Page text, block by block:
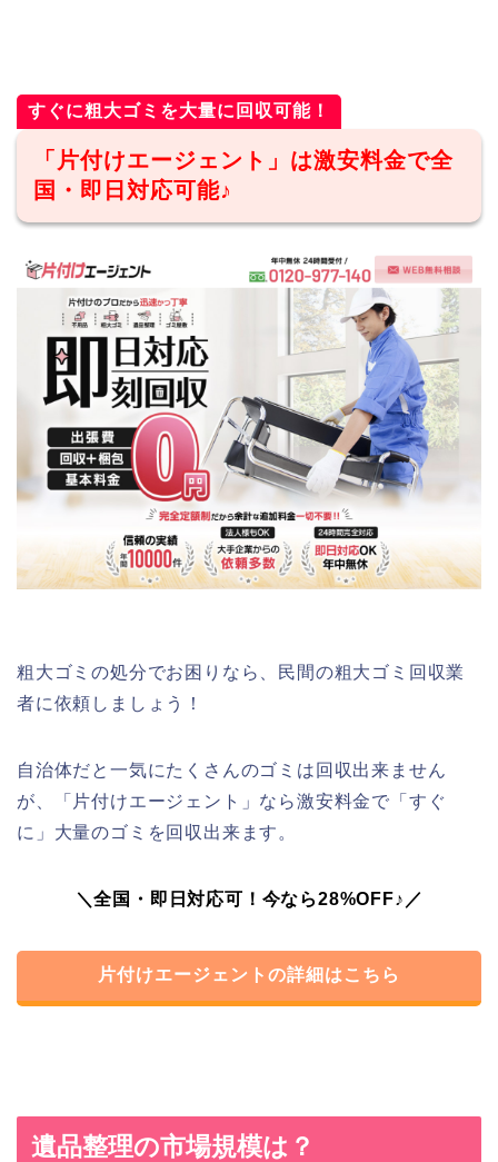
すぐに粗大ゴミを大量に回収可能！
「片付けエージェント」は激安料金で全
国・即日対応可能♪
粗大ゴミの処分でお困りなら、民間の粗大ゴミ回収業
者に依頼しましょう！
自治体だと一気にたくさんのゴミは回収出来ません
が、「片付けエージェント」なら激安料金で「すぐ
に」大量のゴミを回収出来ます。
＼全国・即日対応可！今なら28%OFF♪／
片付けエージェントの詳細はこちら
遺品整理の市場規模は？